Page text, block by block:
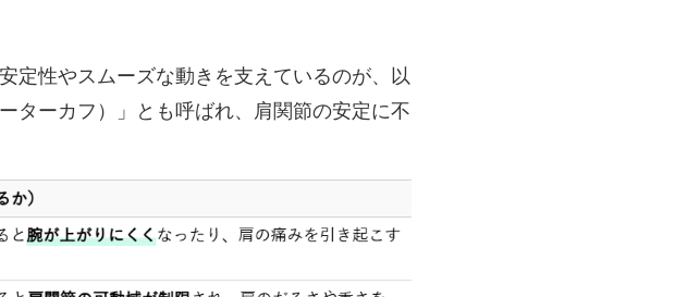
定性やスムーズな動きを支えているのが、以
ターカフ）」とも呼ばれ、肩関節の安定に不